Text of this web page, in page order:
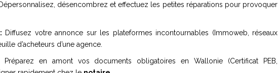
Dépersonnalisez, désencombrez et effectuez les petites réparations pour provoquer
Diffusez votre annonce sur les plateformes incontournables (Immoweb, réseaux
d’acheteurs d’une agence.
Préparez en amont vos documents obligatoires en Wallonie (Certificat PEB,